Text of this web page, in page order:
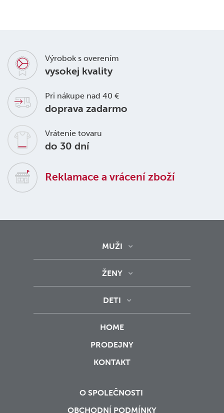
Výrobok s overením
vysokej kvality
Pri nákupe nad 40 €
doprava zadarmo
Vrátenie tovaru
do 30 dní
Reklamace a vrácení zboží
MUŽI
ŽENY
DETI
HOME
PRODEJNY
KONTAKT
O SPOLEČNOSTI
OBCHODNÍ PODMÍNKY